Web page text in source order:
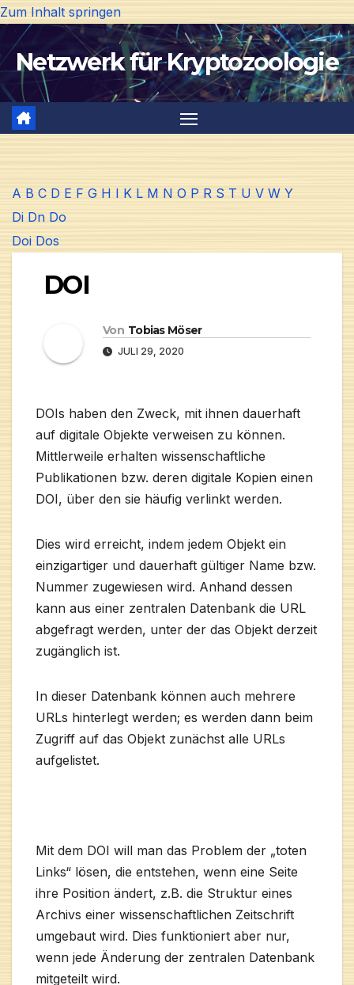
Zum Inhalt springen
Netzwerk für Kryptozoologie
A B C D E F G H I K L M N O P R S T U V W Y
Di Dn Do
Doi Dos
DOI
Von Tobias Möser
JULI 29, 2020
DOIs haben den Zweck, mit ihnen dauerhaft
auf digitale Objekte verweisen zu können.
Mittlerweile erhalten wissenschaftliche
Publikationen bzw. deren digitale Kopien einen
DOI, über den sie häufig verlinkt werden.
Dies wird erreicht, indem jedem Objekt ein
einzigartiger und dauerhaft gültiger Name bzw.
Nummer zugewiesen wird. Anhand dessen
kann aus einer zentralen Datenbank die URL
abgefragt werden, unter der das Objekt derzeit
zugänglich ist.
In dieser Datenbank können auch mehrere
URLs hinterlegt werden; es werden dann beim
Zugriff auf das Objekt zunächst alle URLs
aufgelistet.
Mit dem DOI will man das Problem der „toten
Links“ lösen, die entstehen, wenn eine Seite
ihre Position ändert, z.B. die Struktur eines
Archivs einer wissenschaftlichen Zeitschrift
umgebaut wird. Dies funktioniert aber nur,
wenn jede Änderung der zentralen Datenbank
mitgeteilt wird.